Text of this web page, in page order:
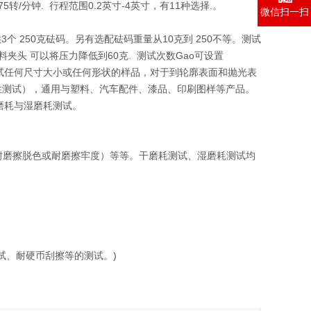
/分钟. 行程范围0.2英寸-4英寸，有11种选择.。
250克砝码。另有选配砝码重量从10克到 250不等。测试
夹头 可以将压力降低到60克. 测试次数Gao可设置
何尺寸大小或任何形状的样品，对于到轮廓表面和抛光表
试），通用与塑料、汽车配件、漆品、印刷图样等产品。
与湿磨耗测试。
脱色或耐磨擦牢度）等等。干磨耗测试、湿磨耗测试均
耐硬币刮擦等的测试。)
微信扫一扫